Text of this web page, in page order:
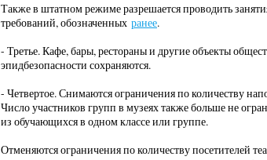
Также в штатном режиме разрешается проводить
требований, обозначенных ранее.
- Третье. Кафе, бары, рестораны и другие объекты
эпидбезопасности сохраняются.
- Четвертое. Снимаются ограничения по количеству
Число участников групп в музеях также больше не
из обучающихся в одном классе или группе.
Отменяются ограничения по количеству посетителей